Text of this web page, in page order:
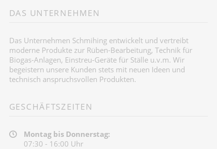
DAS UNTERNEHMEN
Das Unternehmen Schmihing entwickelt und vertreibt
moderne Produkte zur Rüben-Bearbeitung, Technik für
Biogas-Anlagen, Einstreu-Geräte für Ställe u.v.m. Wir
begeistern unsere Kunden stets mit neuen Ideen und
technisch anspruchsvollen Produkten.
GESCHÄFTSZEITEN
Montag bis Donnerstag:
07:30 - 16:00 Uhr